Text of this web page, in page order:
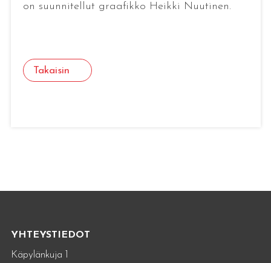
on suunnitellut graafikko Heikki Nuutinen.
Takaisin
YHTEYSTIEDOT
Käpylänkuja 1